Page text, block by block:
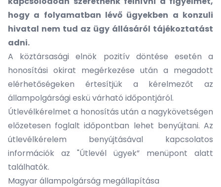
hogy a folyamatban lévő ügyekben a konzuli
hivatal nem tud az ügy állásáról tájékoztatást
adni.
A köztársasági elnök pozitív döntése esetén a
honosítási okirat megérkezése után a megadott
elérhetőségeken értesítjük a kérelmezőt az
állampolgársági eskü várható időpontjáról.
Útlevélkérelmet a honosítás után a nagykövetségen
előzetesen foglalt időpontban lehet benyújtani. Az
útlevélkérelem benyújtásával kapcsolatos
információk az "Útlevél ügyek” menüpont alatt
találhatók.
Magyar állampolgárság megállapítása